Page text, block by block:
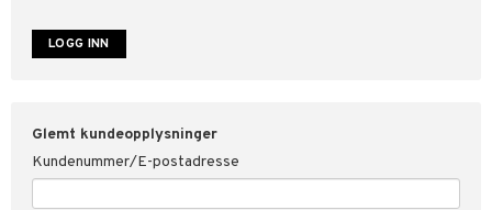
Glemt kundeopplysninger
Kundenummer/E-postadresse
for Shopping4net